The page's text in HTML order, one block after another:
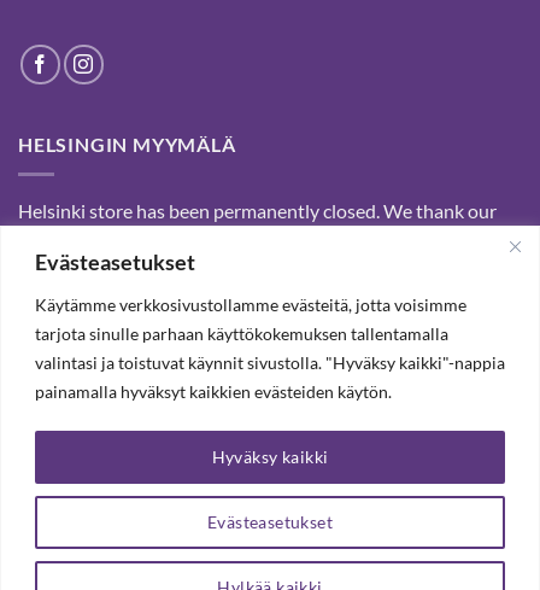
Evästeasetukset
Käytämme verkkosivustollamme evästeitä, jotta voisimme
tarjota sinulle parhaan käyttökokemuksen tallentamalla
valintasi ja toistuvat käynnit sivustolla. "Hyväksy kaikki"-nappia
painamalla hyväksyt kaikkien evästeiden käytön.
Evästeasetukset
Hyväksy kaikki
HELSINGIN MYYMÄLÄ
Helsinki store has been permanently closed. We thank our
customers for passed years and welcome you to our Tampere
shop and webstore.
SUBSCRIBE OUR NEWSLETTER TO RECEIVE 20%
DISCOUNT.
SUBSCRIBE OUR NEWSLETTER